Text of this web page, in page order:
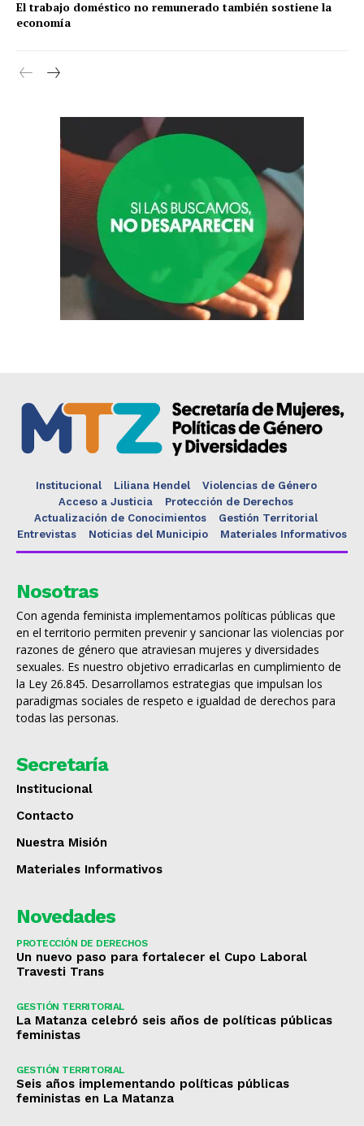
El trabajo doméstico no remunerado también sostiene la
economía
Institucional Liliana Hendel
Violencias de Género
Acceso a Justicia
Protección de Derechos
Actualización de Conocimientos
Gestión Territorial
Entrevistas
Noticias del Municipio Materiales Informativos
Nosotras
Con agenda feminista implementamos políticas públicas que
en el territorio permiten prevenir y sancionar las violencias por
razones de género que atraviesan mujeres y diversidades
sexuales. Es nuestro objetivo erradicarlas en cumplimiento de
la Ley 26.845. Desarrollamos estrategias que impulsan los
paradigmas sociales de respeto e igualdad de derechos para
todas las personas.
Secretaría
Institucional
Contacto
Nuestra Misión
Materiales Informativos
Novedades
PROTECCIÓN DE DERECHOS
Un nuevo paso para fortalecer el Cupo Laboral
Travesti Trans
GESTIÓN TERRITORIAL
La Matanza celebró seis años de políticas públicas
feministas
GESTIÓN TERRITORIAL
Seis años implementando políticas públicas
feministas en La Matanza